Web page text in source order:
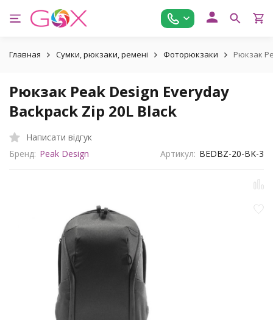
Главная Сумки, рюкзаки, ремені Фоторюкзаки Рюкзак
Рюкзак Peak Design Everyday
Backpack Zip 20L Black
Написати відгук
Бренд: Peak Design Артикул: BEDBZ-20-BK-3